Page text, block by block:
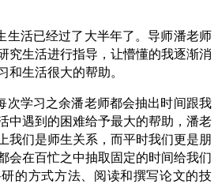
生活已经过了大半年了。导师潘老师
究生活进行指导，让懵懂的我逐渐消
生活很大的帮助。
次学习之余潘老师都会抽出时间跟我
中遇到的困难给予最大的帮助，潘老
我们是师生关系，而平时我们更是朋
会在百忙之中抽取固定的时间给我们
的方式方法、阅读和撰写论文的技